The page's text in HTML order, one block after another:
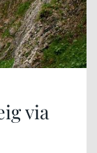
via